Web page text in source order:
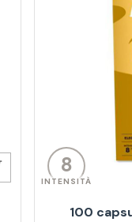
8
INTENSITÀ
100